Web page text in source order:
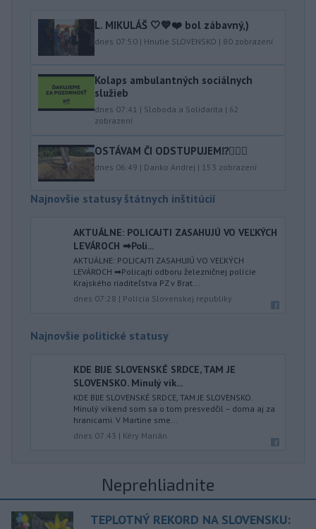
L. MIKULÁŠ 🤍💙❤️ bol zábavný,)
dnes 07:50 | Hnutie SLOVENSKO | 80 zobrazení
Kolaps ambulantných sociálnych
služieb
dnes 07:41 | Sloboda a Solidarita | 62
zobrazení
OSTÁVAM ČI ODSTUPUJEM⁉️🤷🏻‍♂️
dnes 06:49 | Danko Andrej | 153 zobrazení
Najnovšie statusy štátnych inštitúcií
AKTUÁLNE: POLICAJTI ZASAHUJÚ VO VEĽKÝCH
LEVÁROCH ➡Poli...
AKTUÁLNE: POLICAJTI ZASAHUJÚ VO VEĽKÝCH
LEVÁROCH ➡Policajti odboru železničnej polície
Krajského riaditeľstva PZ v Brat...
dnes 07:28 | Polícia Slovenskej republiky
Najnovšie politické statusy
KDE BIJE SLOVENSKÉ SRDCE, TAM JE
SLOVENSKO. Minulý vík...
KDE BIJE SLOVENSKÉ SRDCE, TAM JE SLOVENSKO.
Minulý víkend som sa o tom presvedčil – doma aj za
hranicami. V Martine sme...
dnes 07:43 | Kéry Marián
Neprehliadnite
TEPLOTNÝ REKORD NA SLOVENSKU: